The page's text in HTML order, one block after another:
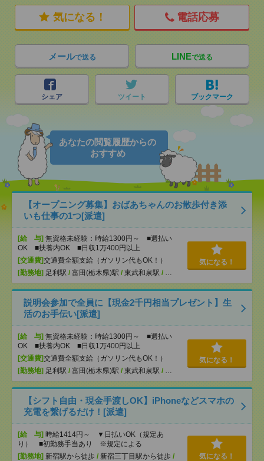
気になる！ 電話応募
メールで送る LINEで送る
シェア ツイート ブックマーク
あなたの閲覧履歴からの
おすすめ
【オープニング募集】おばあちゃんのお散歩付き添
いも仕事の1つ[派遣]
[給 与] 無資格未経験：時給1300円～ ■週払い
OK ■扶養内OK ■日収1万400円以上
[交通費]交通費全額支給（ガソリン代もOK！）
[勤務地] 足利駅 / 富田(栃木県)駅 / 東武和泉駅 / …
気になる！
説明会参加で全員に【現金2千円相当プレゼント】生
活のお手伝い[派遣]
[給 与] 無資格未経験：時給1300円～ ■週払い
OK ■扶養内OK ■日収1万400円以上
[交通費]交通費全額支給（ガソリン代もOK！）
[勤務地] 足利駅 / 富田(栃木県)駅 / 東武和泉駅 / …
気になる！
【シフト自由・現金手渡しOK】iPhoneなどスマホの
充電を繋げるだけ！[派遣]
[給 与] 時給1414円～ ▼日払いOK（規定あ
り） ■初勤務手当あり ※規定による
[勤務地] 新宿駅から徒歩 / 新宿三丁目駅から徒歩 /
気になる！